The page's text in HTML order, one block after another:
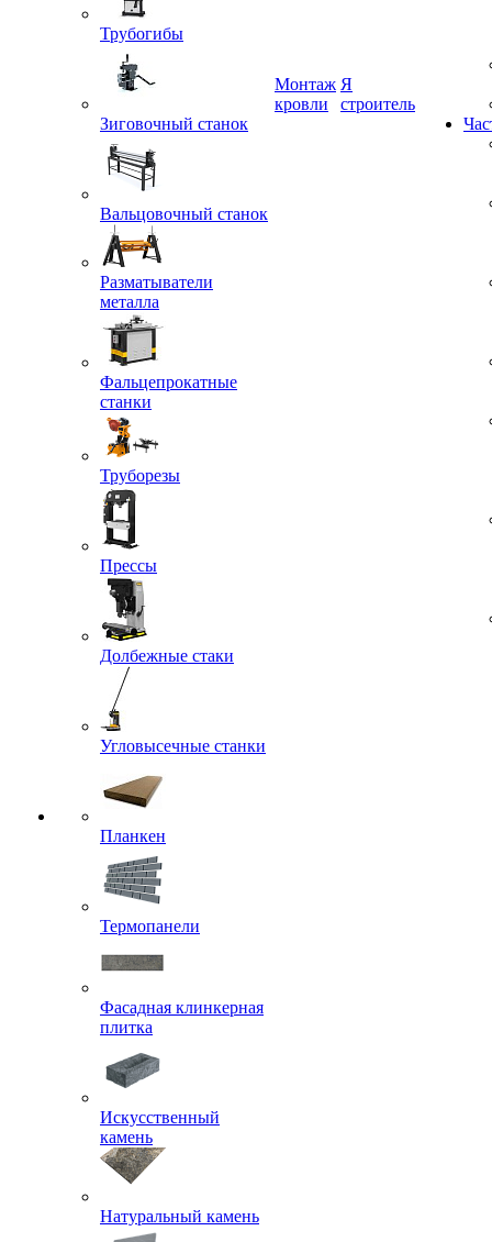
Трубогибы
Зиговочный станок
Вальцовочный станок
Разматыватели
металла
Фальцепрокатные
станки
Труборезы
Прессы
Долбежные стаки
Угловысечные станки
Планкен
Термопанели
Фасадная клинкерная
плитка
Искусственный
камень
Натуральный камень
Монтаж
Я